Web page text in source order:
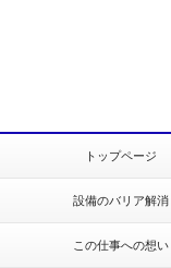
トップページ
設備のバリア解消
この仕事への想い